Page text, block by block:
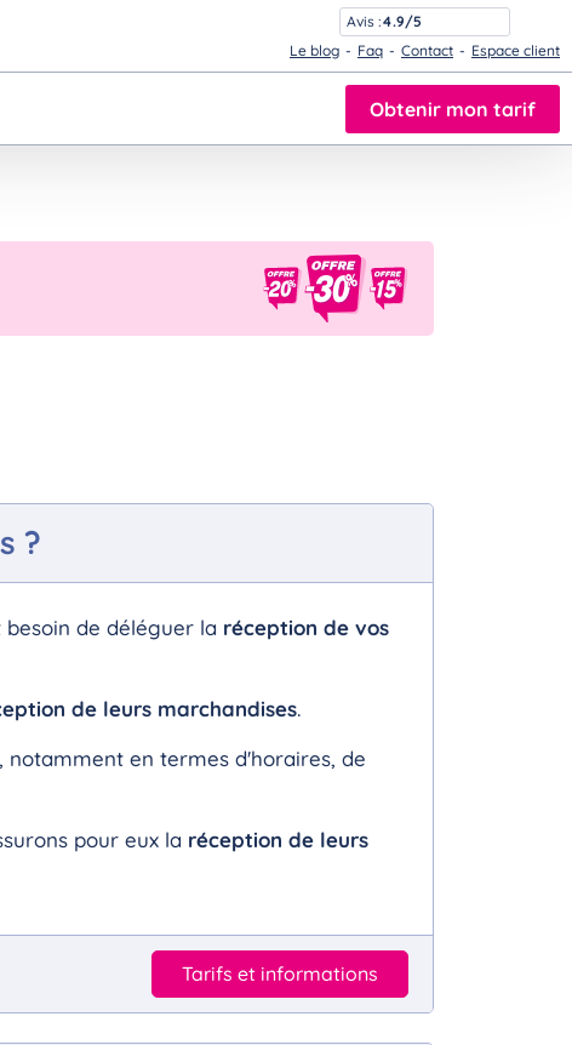
Avis :4.9/5
Le blog
Faq Contact Espace client
Obtenir mon tarif
?
de déléguer la réception de vos
de leurs marchandises.
en termes d'horaires, de
pour eux la réception de leurs
Tarifs et informations